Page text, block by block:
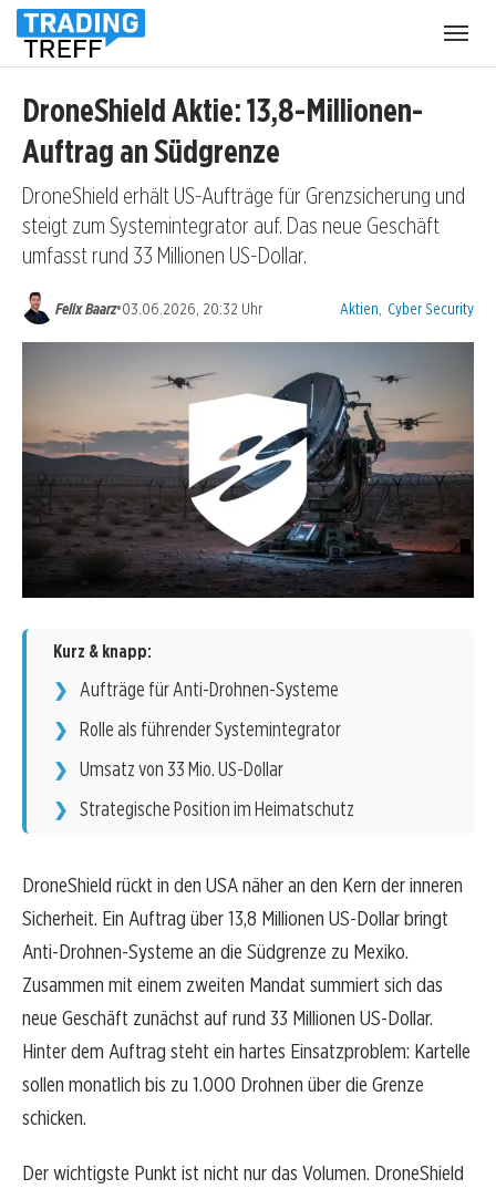
DroneShield Aktie: 13,8-Millionen-
Auftrag an Südgrenze
DroneShield erhält US-Aufträge für Grenzsicherung und
steigt zum Systemintegrator auf. Das neue Geschäft
umfasst rund 33 Millionen US-Dollar.
Felix Baarz•03.06.2026, 20:32 Uhr Kategorien:
Aktien Cyber Security
Kurz & knapp:
Aufträge für Anti-Drohnen-Systeme
Rolle als führender Systemintegrator
Umsatz von 33 Mio. US-Dollar
Strategische Position im Heimatschutz
DroneShield rückt in den USA näher an den Kern der inneren
Sicherheit. Ein Auftrag über 13,8 Millionen US-Dollar bringt
Anti-Drohnen-Systeme an die Südgrenze zu Mexiko.
Zusammen mit einem zweiten Mandat summiert sich das
neue Geschäft zunächst auf rund 33 Millionen US-Dollar.
Hinter dem Auftrag steht ein hartes Einsatzproblem: Kartelle
sollen monatlich bis zu 1.000 Drohnen über die Grenze
schicken.
Der wichtigste Punkt ist nicht nur das Volumen. DroneShield